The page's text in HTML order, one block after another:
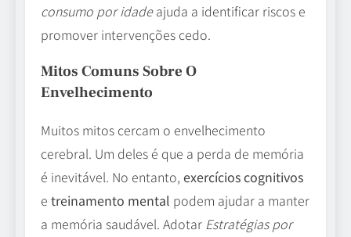
consumo por idadeajuda a identificar riscos e
promover intervenções cedo.
Mitos Comuns Sobre O
Envelhecimento
Muitos mitos cercam o envelhecimento
cerebral. Um deles é que a perda de memória
é inevitável. No entanto, exercícios cognitivos
e treinamento mental podem ajudar a manter
a memória saudável. Adotar Estratégias por